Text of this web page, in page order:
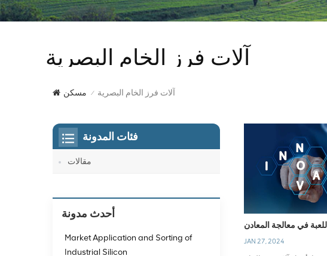
آلات فرز الخام البصرية
مسكن / آلات فرز الخام البصرية
في معالجة المعادن
JAN 27, 2024
فئات المدونة
مقالات
أحدث مدونة
Market Application and Sorting of
Industrial Silicon